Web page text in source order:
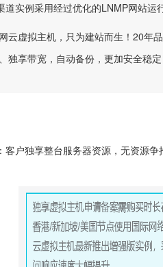
道实例采用经过优化的LNMP网站
云虚拟主机，只为建站而生！20年
独享带宽，自动备份，更加安全稳
客户独享整台服务器资源，无资源